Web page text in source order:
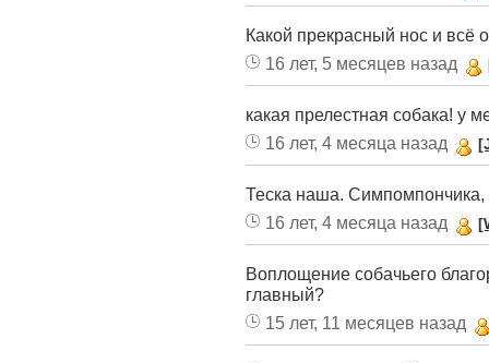
Какой прекрасный нос и всё
16 лет, 5 месяцев назад
какая прелестная собака! у
16 лет, 4 месяца назад
Теска наша. Симпомпончика,
16 лет, 4 месяца назад
Воплощение собачьего
главный?
15 лет, 11 месяцев назад